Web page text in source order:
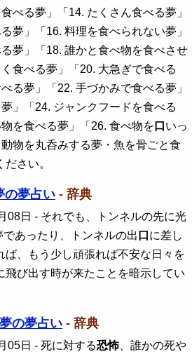
べる夢」「14. たくさん食べる夢」
夢」「16. 料理を食べられない夢」
る夢」「18. 誰かと食べ物を食べさせ
食べる夢」「20. 大急ぎで食べる
る夢」「22. 手づかみで食べる夢」
」「24. ジャンクフードを食べる
を食べる夢」「26. 食べ物を 口 いっ
物を丸呑みする夢・魚を骨ごと食
さい。
の夢占い - 辞典
08日 - それでも、トンネルの先に光
であったり、トンネルの出 口 に差し
ば、もう少し頑張れば不安な日々を
飛び出す時が来たことを暗示してい
の夢占い - 辞典
05日 - 死に対する恐怖 、誰かの死や